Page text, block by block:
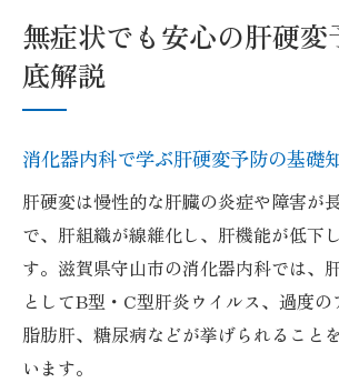
無症状でも安心の肝硬変
底解説
消化器内科で学ぶ肝硬変予防の基礎
肝硬変は慢性的な肝臓の炎症や障害が
で、肝組織が線維化し、肝機能が低下
す。滋賀県守山市の消化器内科では、
としてB型・C型肝炎ウイルス、過度の
脂肪肝、糖尿病などが挙げられること
います。